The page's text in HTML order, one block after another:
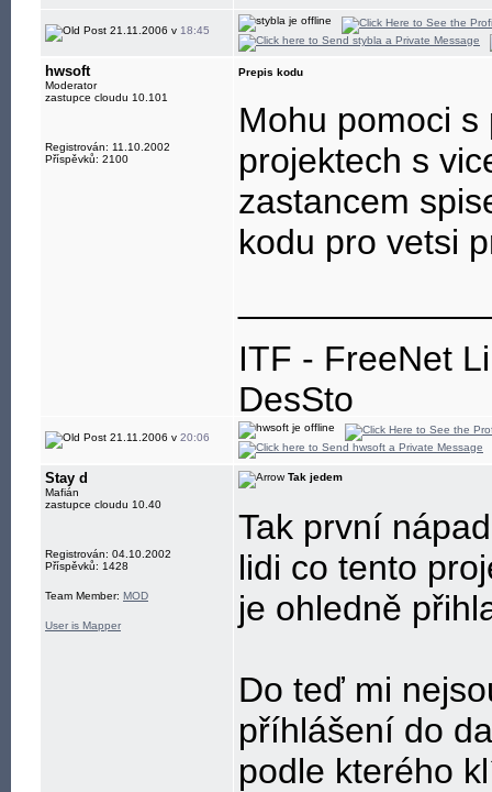
21.11.2006 v 18:45
hwsoft
Moderator
zastupce cloudu 10.101
Registrován: 11.10.2002
Příspěvků: 2100
Prepis kodu
Mohu pomoci
projektech s
zastancem
kodu pro vetsi
ITF - FreeNet
DesSto
jabber:
21.11.2006 v 20:06
Stay d
Mafián
zastupce cloudu 10.40
Registrován: 04.10.2002
Příspěvků: 1428
Team Member: MOD
User is Mapper
Tak jedem
Tak první
lidi co tento
je ohledně
Do teď mi
příhlášení do
podle kterého